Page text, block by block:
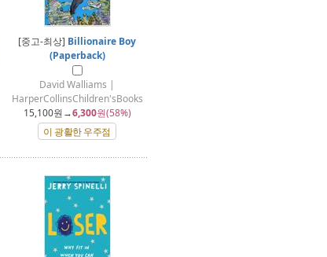
[중고-최상] Billionaire Boy
(Paperback)
David Walliams |
HarperCollinsChildren'sBooks
15,100원→6,300원(58%)
이 광활한 우주점